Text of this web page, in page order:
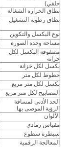
خلفي)
نطاق الحرارة الشغالة
نطاق رطوبة التشغيل
نوع البكسل والتكوين
مساحة وحدة الصورة
مصفوفة البكسل لكل
خزانة
بكسل لكل خزانة
خطوط لكل متر
بكسل لكل متر مربع
المصابيح لكل متر مربع
الحد الأدنى لمسافة
الرؤية الموصى بها
الألوان
مقياس رمادي
سيطرة سطوع
المعالجة الرقمية